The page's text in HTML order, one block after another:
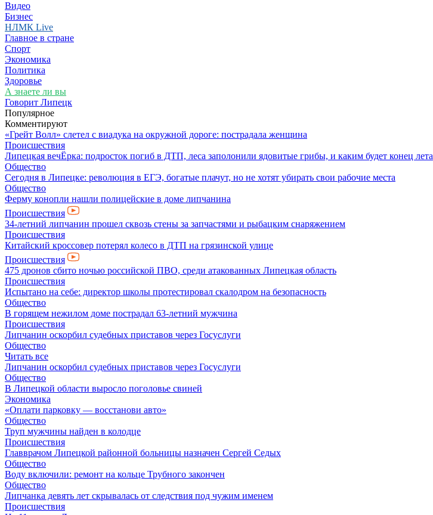
Видео
Бизнес
НЛМК Live
Главное в стране
Спорт
Экономика
Политика
Здоровье
А знаете ли вы
Говорит Липецк
Популярное
Комментируют
«Грейт Волл» слетел с виадука на окружной дороге: пострадала женщина
Происшествия
Липецкая вечЁрка: подросток погиб в ДТП, леса заполонили ядовитые грибы, и каким будет конец лета
Общество
Сегодня в Липецке: революция в ЕГЭ, богатые плачут, но не хотят убирать свои рабочие места
Общество
Ферму конопли нашли полицейские в доме липчанина
Происшествия
34-летний липчанин прошел сквозь стены за запчастями и рыбацким снаряжением
Происшествия
Китайский кроссовер потерял колесо в ДТП на грязинской улице
Происшествия
475 дронов сбито ночью российской ПВО, среди атакованных Липецкая область
Происшествия
Испытано на себе: директор школы протестировал скалодром на безопасность
Общество
В горящем нежилом доме пострадал 63-летний мужчина
Происшествия
Липчанин оскорбил судебных приставов через Госуслуги
Общество
Читать все
Липчанин оскорбил судебных приставов через Госуслуги
Общество
В Липецкой области выросло поголовье свиней
Экономика
«Оплати парковку — восстанови авто»
Общество
Труп мужчины найден в колодце
Происшествия
Главврачом Липецкой районной больницы назначен Сергей Седых
Общество
Воду включили: ремонт на кольце Трубного закончен
Общество
Липчанка девять лет скрывалась от следствия под чужим именем
Происшествия